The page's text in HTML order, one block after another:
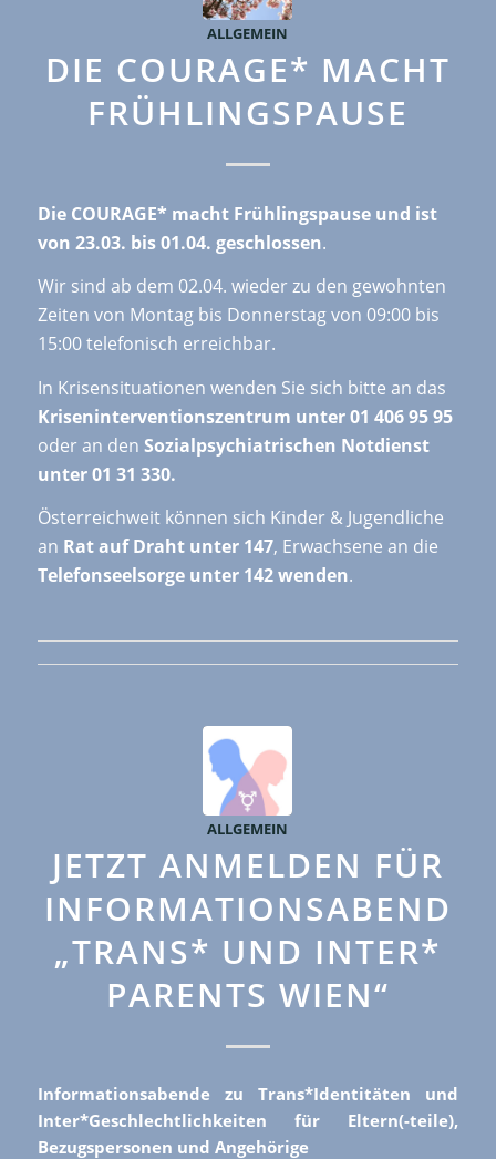
ALLGEMEIN
DIE COURAGE* MACHT
FRÜHLINGSPAUSE
Die COURAGE* macht Frühlingspause und ist
von 23.03. bis 01.04. geschlossen.
Wir sind ab dem 02.04. wieder zu den gewohnten
Zeiten von Montag bis Donnerstag von 09:00 bis
15:00 telefonisch erreichbar.
In Krisensituationen wenden Sie sich bitte an das
Kriseninterventionszentrum unter 01 406 95 95
oder an den Sozialpsychiatrischen Notdienst
unter 01 31 330.
Österreichweit können sich Kinder & Jugendliche
an Rat auf Draht unter 147, Erwachsene an die
Telefonseelsorge unter 142 wenden.
ALLGEMEIN
JETZT ANMELDEN FÜR
INFORMATIONSABEND
„TRANS* UND INTER*
PARENTS WIEN“
Informationsabende zu Trans*Identitäten und
Inter*Geschlechtlichkeiten für Eltern(-teile),
Bezugspersonen und Angehörige